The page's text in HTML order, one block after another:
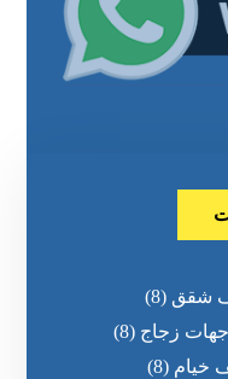
شقق (8)
زجاج (8)
خيام (8)